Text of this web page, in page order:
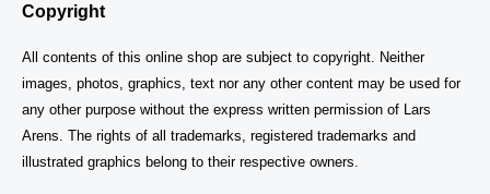
Copyright
All contents of this online shop are subject to copyright. Neither
images, photos, graphics, text nor any other content may be used for
any other purpose without the express written permission of Lars
Arens. The rights of all trademarks, registered trademarks and
illustrated graphics belong to their respective owners.